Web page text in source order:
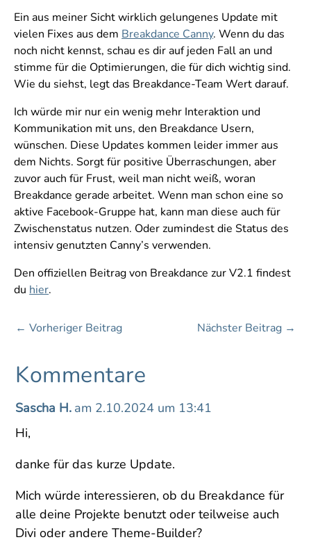
Ein aus meiner Sicht wirklich gelungenes Update mit
vielen Fixes aus dem Breakdance Canny. Wenn du das
noch nicht kennst, schau es dir auf jeden Fall an und
stimme für die Optimierungen, die für dich wichtig sind.
Wie du siehst, legt das Breakdance-Team Wert darauf.
Ich würde mir nur ein wenig mehr Interaktion und
Kommunikation mit uns, den Breakdance Usern,
wünschen. Diese Updates kommen leider immer aus
dem Nichts. Sorgt für positive Überraschungen, aber
zuvor auch für Frust, weil man nicht weiß, woran
Breakdance gerade arbeitet. Wenn man schon eine so
aktive Facebook-Gruppe hat, kann man diese auch für
Zwischenstatus nutzen. Oder zumindest die Status des
intensiv genutzten Canny’s verwenden.
Den offiziellen Beitrag von Breakdance zur V2.1 findest
du hier.
←Vorheriger Beitrag Nächster Beitrag→
Kommentare
Sascha H. am 2.10.2024 um 13:41
Hi,
danke für das kurze Update.
Mich würde interessieren, ob du Breakdance für
alle deine Projekte benutzt oder teilweise auch
Divi oder andere Theme-Builder?